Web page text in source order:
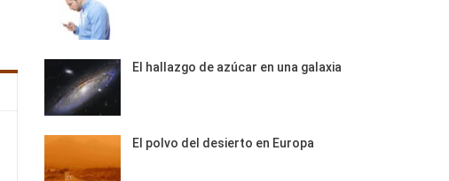
El hallazgo de azúcar en una galaxia
El polvo del desierto en Europa